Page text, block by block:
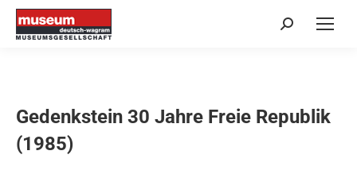
Search:
Gedenkstein 30 Jahre Freie Republik
(1985)